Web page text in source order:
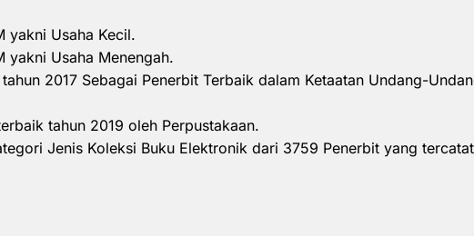
yakni Usaha Kecil.
yakni Usaha Menengah.
2017 Sebagai Penerbit Terbaik dalam Ketaatan Undang-
tahun 2019 oleh Perpustakaan.
Jenis Koleksi Buku Elektronik dari 3759 Penerbit yang